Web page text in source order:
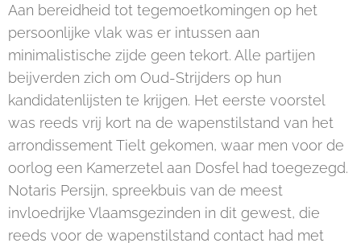
Aan bereidheid tot tegemoetkomingen op het
persoonlijke vlak was er intussen aan
minimalistische zijde geen tekort. Alle partijen
beijverden zich om Oud-Strijders op hun
kandidatenlijsten te krijgen. Het eerste voorstel
was reeds vrij kort na de wapenstilstand van het
arrondissement Tielt gekomen, waar men voor de
oorlog een Kamerzetel aan Dosfel had toegezegd.
Notaris Persijn, spreekbuis van de meest
invloedrijke Vlaamsgezinden in dit gewest, die
reeds voor de wapenstilstand contact had met